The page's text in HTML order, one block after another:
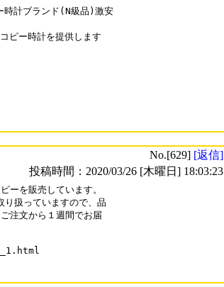
時計ブランド(N級品)激安
ピー時計を提供します
No.[629] [返信]
投稿時間：2020/03/26 [木曜日] 18:03:23
ーを販売しています。
り扱っていますので、品
注文から１週間でお届